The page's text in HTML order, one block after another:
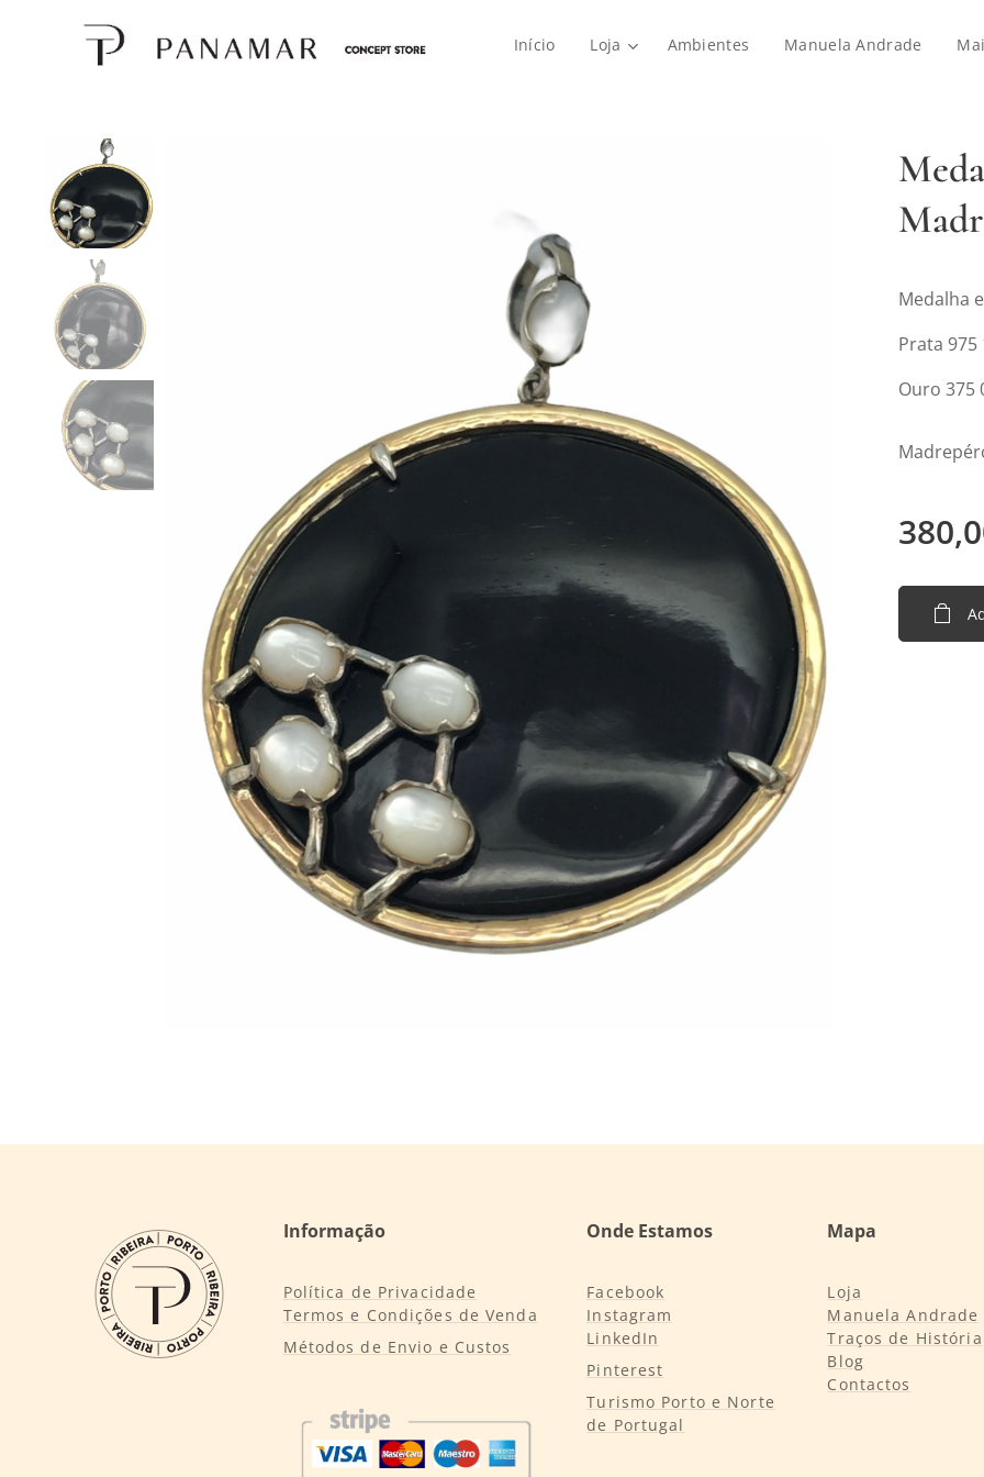
Início Loja Ambientes Manuela Andrade
Medalha
Prata 975
Ouro 375
Informação
Política de Privacidade
Termos e Condições de Venda
Métodos de Envio e Custos
Onde Estamos
Facebook
Instagram
LinkedIn
Pinterest
Turismo Porto e Norte
de Portugal
Mapa
Loja
Manuela Andrade
Traços de História
Blog
Contactos